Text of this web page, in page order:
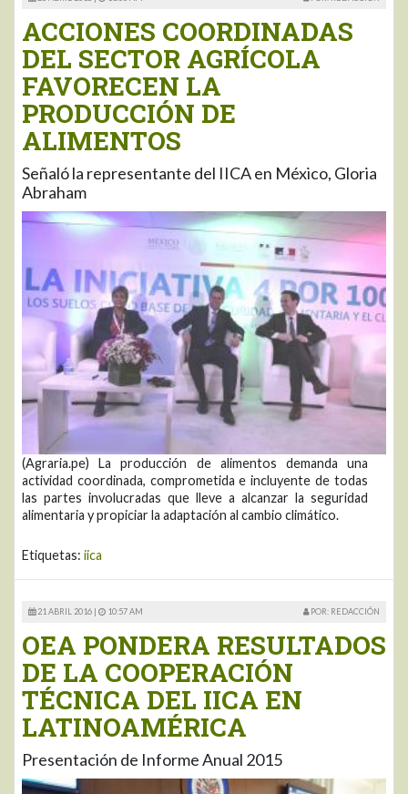
ACCIONES COORDINADAS
DEL SECTOR AGRÍCOLA
FAVORECEN LA
PRODUCCIÓN DE
ALIMENTOS
Señaló la representante del IICA en México, Gloria
Abraham
(Agraria.pe) La producción de alimentos demanda una
actividad coordinada, comprometida e incluyente de todas
las partes involucradas que lleve a alcanzar la seguridad
alimentaria y propiciar la adaptación al cambio climático.
Etiquetas: iica
21 ABRIL 2016 | 10:57 AM POR: REDACCIÓN
OEA PONDERA RESULTADOS
DE LA COOPERACIÓN
TÉCNICA DEL IICA EN
LATINOAMÉRICA
Presentación de Informe Anual 2015